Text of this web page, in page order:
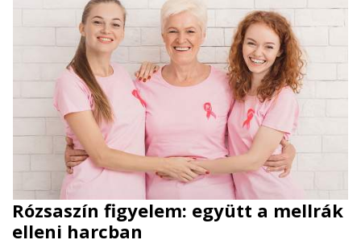
Rózsaszín figyelem: együtt a mellrák
elleni harcban